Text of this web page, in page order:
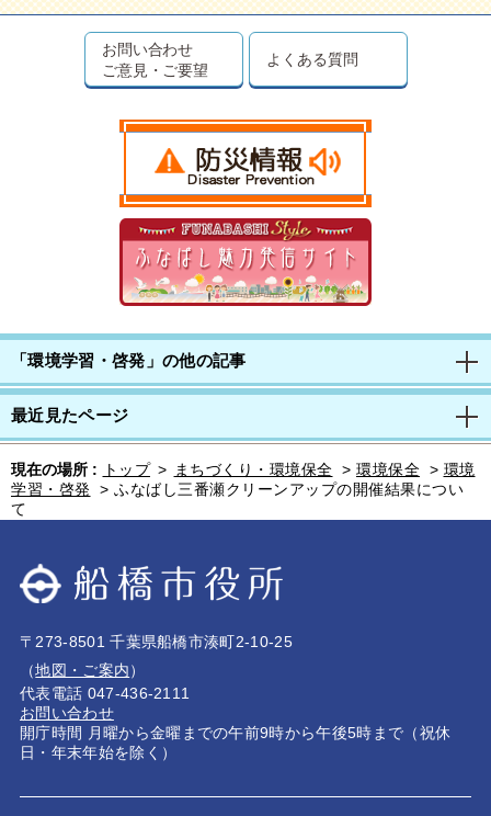
お問い合わせ
ご意見・ご要望
よくある質問
「環境学習・啓発」の他の記事
最近見たページ
現在の場所 : トップ > まちづくり・環境保全 > 環境保全 > 環境
学習・啓発
> ふなばし三番瀬クリーンアップの開催結果につい
て
〒273-8501 千葉県船橋市湊町2-10-25
（地図・ご案内）
代表電話 047-436-2111
お問い合わせ
開庁時間 月曜から金曜までの午前9時から午後5時まで（祝休
日・年末年始を除く）